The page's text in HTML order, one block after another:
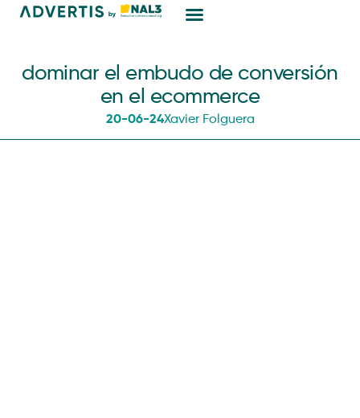
dominar el embudo de conversión
en el ecommerce
20-06-24Xavier Folguera